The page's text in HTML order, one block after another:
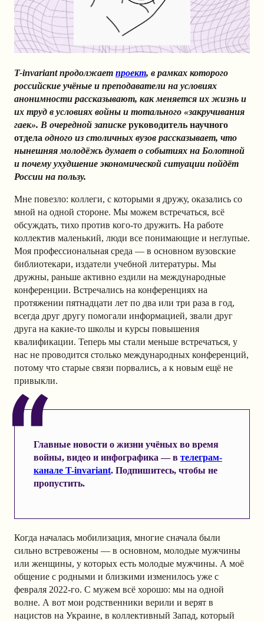
T-invariant продолжает проект, в рамках которого
российские учёные и преподаватели на условиях
анонимности рассказывают, как меняется их жизнь и
их труд в условиях войны и тотального «закручивания
гаек». В очередной записке руководитель научного
отдела одного из столичных вузов рассказывает, что
нынешняя молодёжь думает о событиях на Болотной
и почему ухудшение экономической ситуации пойдёт
России на пользу.
Мне повезло: коллеги, с которыми я дружу, оказались со
мной на одной стороне. Мы можем встречаться, всё
обсуждать, тихо против кого-то дружить. На работе
коллектив маленький, люди все понимающие и неглупые.
Моя профессиональная среда — в основном вузовские
библиотекари, издатели учебной литературы. Мы
дружны, раньше активно ездили на международные
конференции. Встречались на конференциях на
протяжении пятнадцати лет по два или три раза в год,
всегда друг другу помогали информацией, звали друг
друга на какие-то школы и курсы повышения
квалификации. Теперь мы стали меньше встречаться, у
нас не проводится столько международных конференций,
потому что старые связи порвались, а к новым ещё не
привыкли.
Главные новости о жизни учёных во время
войны, видео и инфографика — в телеграм-
канале T-invariant. Подпишитесь, чтобы не
пропустить.
Когда началась мобилизация, многие сначала были
сильно встревожены — в основном, молодые мужчины
или женщины, у которых есть молодые мужчины. А моё
общение с родными и близкими изменилось уже с
февраля 2022-го. С мужем всё хорошо: мы на одной
волне. А вот мои родственники верили и верят в
нацистов на Украине, в коллективный Запад, который